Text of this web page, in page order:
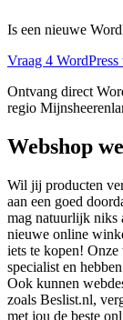
Is een nieuwe
Vraag 4
Ontvang direct
regio
Webshop
Wil jij producten
aan een goed
mag natuurlijk niks
nieuwe online
iets te kopen!
specialist en
Ook kunnen
zoals Beslist.nl,
met jou de beste